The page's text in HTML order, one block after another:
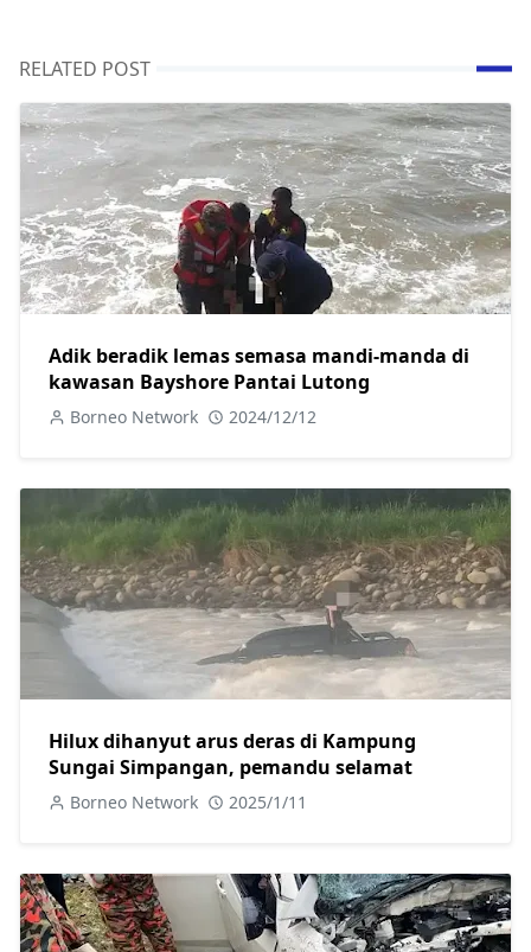
RELATED POST
Adik beradik lemas semasa mandi-manda di
kawasan Bayshore Pantai Lutong
Borneo Network 2024/12/12
Hilux dihanyut arus deras di Kampung
Sungai Simpangan, pemandu selamat
Borneo Network 2025/1/11